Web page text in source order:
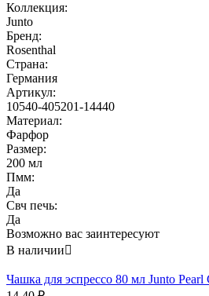
Коллекция:
Junto
Бренд:
Rosenthal
Страна:
Германия
Артикул:
10540-405201-14440
Материал:
Фарфор
Размер:
200 мл
Пмм:
Да
Свч печь:
Да
Возможно вас заинтересуют
В наличии
Чашка для эспрессо 80 мл Junto Pearl